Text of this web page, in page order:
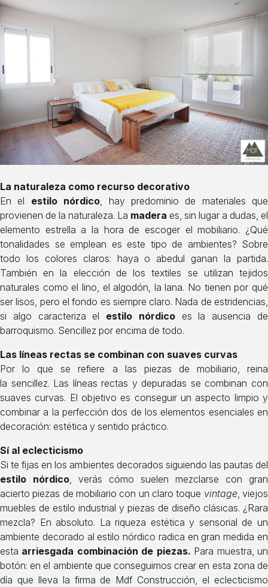
La naturaleza como recurso decorativo
En el estilo nórdico , hay predominio de materiales que
provienen de la naturaleza. La madera es, sin lugar a dudas, el
elemento estrella a la hora de escoger el mobiliario. ¿Qué
tonalidades se emplean es este tipo de ambientes? Sobre
todo los colores claros: haya o abedul ganan la partida.
También en la elección de los textiles se utilizan tejidos
naturales como el lino, el algodón, la lana. No tienen por qué
ser lisos, pero el fondo es siempre claro. Nada de estridencias,
si algo caracteriza el estilo nórdicoes la ausencia de
barroquismo. Sencillez por encima de todo.
Las líneas rectas se combinan con suaves curvas
Por lo que se refiere a las piezas de mobiliario, reina
la sencillez. Las líneas rectas y depuradas se combinan con
suaves curvas. El objetivo es conseguir un aspecto limpio y
combinar a la perfección dos de los elementos esenciales en
decoración: estética y sentido práctico.
Sí al eclecticismo
Si te fijas en los ambientes decorados siguiendo las pautas del
estilo nórdico , verás cómo suelen mezclarse con gran
acierto piezas de mobiliario con un claro toque vintage, viejos
muebles de estilo industrial y piezas de diseño clásicas. ¿Rara
mezcla? En absoluto. La riqueza estética y sensorial de un
ambiente decorado al estilo nórdico radica en gran medida en
esta arriesgada combinación de piezas. Para muestra, un
botón: en el ambiente que conseguimos crear en esta zona de
día que lleva la firma de Mdf Construcción , el eclecticismo